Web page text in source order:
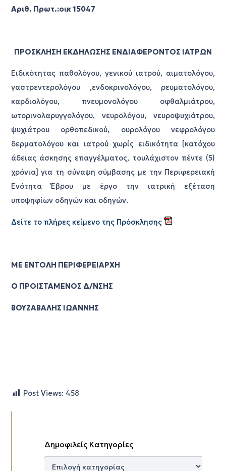
Αριθ. Πρωτ.:οικ 15047
ΠΡΟΣΚΛΗΣΗ ΕΚΔΗΛΩΣΗΣ ΕΝΔΙΑΦΕΡΟΝΤΟΣ ΙΑΤΡΩΝ
Ειδικότητας παθολόγου, γενικού ιατρού, αιματολόγου,
γαστρεντερολόγου ,ενδοκρινολόγου, ρευματολόγου,
καρδιολόγου, πνευμονολόγου οφθαλμιάτρου,
ωτορινολαρυγγολόγου, νευρολόγου, νευροψυχιάτρου,
ψυχιάτρου ορθοπεδικού, ουρολόγου νεφρολόγου
δερματολόγου και ιατρού χωρίς ειδικότητα [κατόχου
άδειας άσκησης επαγγέλματος, τουλάχιστον πέντε (5)
χρόνια] για τη σύναψη σύμβασης με την Περιφερειακή
Ενότητα Έβρου με έργο την ιατρική εξέταση
υποψηφίων οδηγών και οδηγών.
Δείτε το πλήρες κείμενο της Πρόσκλησης
ΜΕ ΕΝΤΟΛΗ ΠΕΡΙΦΕΡΕΙΑΡΧΗ
Ο ΠΡΟΙΣΤΑΜΕΝΟΣ Δ/ΝΣΗΣ
ΒΟΥΖΑΒΑΛΗΣ ΙΩΑΝΝΗΣ
Post Views: 458
Δημοφιλείς Κατηγορίες
Δημοφιλείς